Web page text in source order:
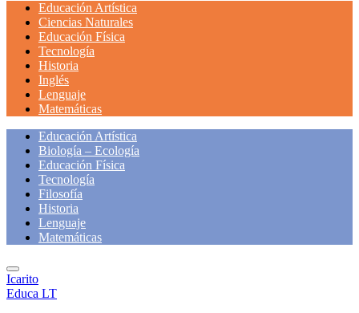
Educación Artística
Ciencias Naturales
Educación Física
Tecnología
Historia
Inglés
Lenguaje
Matemáticas
Educación Artística
Biología – Ecología
Educación Física
Tecnología
Filosofía
Historia
Lenguaje
Matemáticas
Icarito
Educa LT